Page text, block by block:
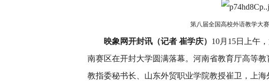
第八届全国高校外语教学大
映象网开封讯（记者 崔学庆） 10月15日上午
南赛区在开封大学圆满落幕。河南省教育厅高等
教指委秘书长、山东外贸职业学院教授崔卫，上